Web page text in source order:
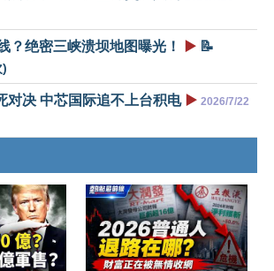
？绝密三峡溃坝地图曝光！ ▶️ 📝
)
对决 中芯国际追不上台积电 ▶️ 2026/7/22